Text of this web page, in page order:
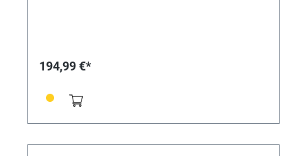
194,99 €*